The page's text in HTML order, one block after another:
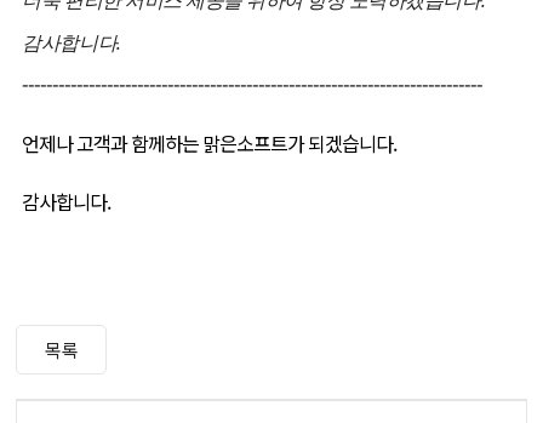
감사합니다.
----------------------------------------------------------------------------
언제나 고객과 함께하는 맑은소프트가 되겠습니다.
감사합니다.
목록